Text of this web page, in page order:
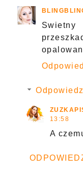
13:58
A